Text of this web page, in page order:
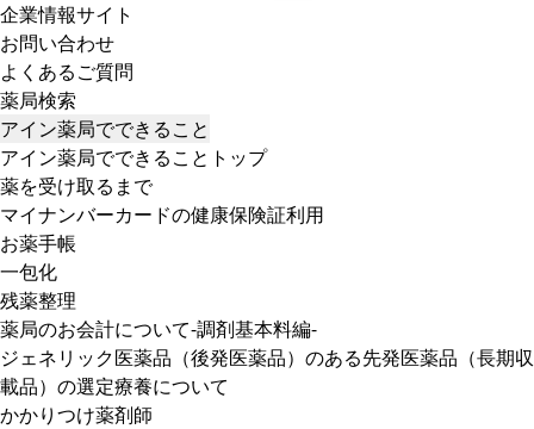
企業情報サイト
お問い合わせ
よくあるご質問
薬局検索
アイン薬局でできること
アイン薬局でできることトップ
薬を受け取るまで
マイナンバーカードの健康保険証利用
お薬手帳
一包化
残薬整理
薬局のお会計について-調剤基本料編-
ジェネリック医薬品（後発医薬品）のある先発医薬品（長期収
載品）の選定療養について
かかりつけ薬剤師